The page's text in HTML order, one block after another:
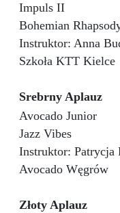
Impuls II
Bohemian
Instruktor: Anna
Szkoła KTT Kielce
Srebrny Aplauz
Avocado Junior
Jazz Vibes
Instruktor: Patrycja
Avocado Węgrów
Złoty Aplauz